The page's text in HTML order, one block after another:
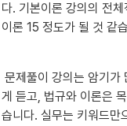
다. 기본이론 강의의 전
이론 15 정도가 될 것 같
게 듣고, 법규와 이론은
습니다. 실무는 키워드만